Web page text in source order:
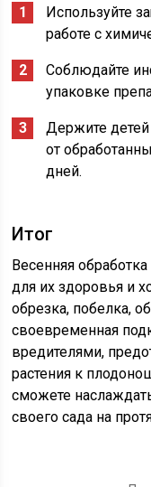
Используйте
работе с
Соблюдайте
упаковке
Держите
от
дней.
Итог
Весенняя
для их здоровья и
обрезка, побелка,
своевременная
вредителями,
растения к
сможете
своего сада на